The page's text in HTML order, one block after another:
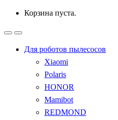
Корзина пуста.
Для роботов пылесосов
Xiaomi
Polaris
HONOR
Mamibot
REDMOND